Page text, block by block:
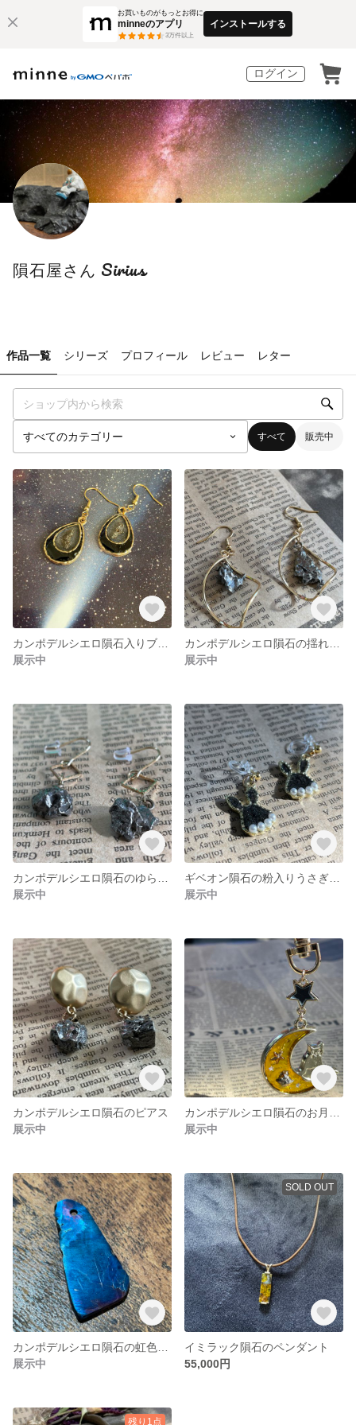
お買いものがもっとお得に
minneのアプリ
3万件以上
インストールする
ログイン
隕石屋さん Sirius
作品一覧 シリーズ プロフィール レビュー レター
すべて 販売中
展示中
展示中
展示中
展示中
カンポデルシエロ隕石のピアス
展示中
展示中
展示中
SOLD OUT
イミラック隕石のペンダント
55,000円
残り1点